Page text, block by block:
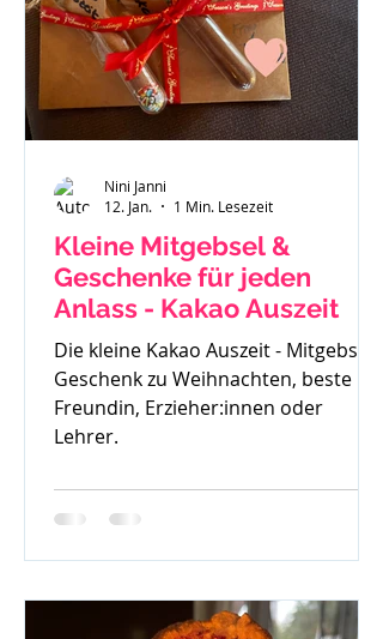
wir uns einen Fendt 470 gekauft.
Solide, gut verarbeitet und passend
für
Kleine Mitgebsel &
Geschenke für jeden
Anlass - Kakao Auszeit
Die kleine Kakao Auszeit - Mitgebsel,
Geschenk zu Weihnachten, beste
Freundin, Erzieher:innen oder
Lehrer.
Nini Janni
12. Jan.
1 Min. Lesezeit